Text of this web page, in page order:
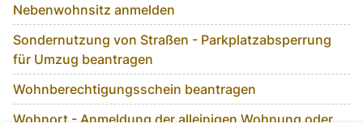
Nebenwohnsitz anmelden
Sondernutzung von Straßen - Parkplatzabsperrung
für Umzug beantragen
Wohnberechtigungsschein beantragen
Wohnort - Anmeldung der alleinigen Wohnung oder